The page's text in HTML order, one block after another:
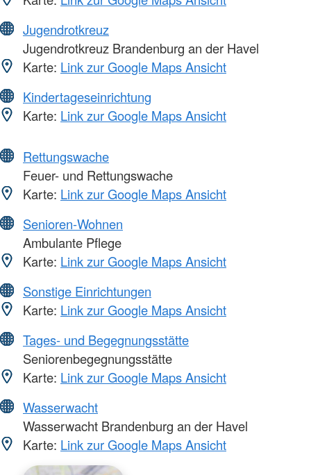
Jugendrotkreuz
Jugendrotkreuz Brandenburg an der Havel
Karte: Link zur Google Maps Ansicht
Kindertageseinrichtung
Karte: Link zur Google Maps Ansicht
Rettungswache
Feuer- und Rettungswache
Karte: Link zur Google Maps Ansicht
Senioren-Wohnen
Ambulante Pflege
Karte: Link zur Google Maps Ansicht
Sonstige Einrichtungen
Karte: Link zur Google Maps Ansicht
Tages- und Begegnungsstätte
Seniorenbegegnungsstätte
Karte: Link zur Google Maps Ansicht
Wasserwacht
Wasserwacht Brandenburg an der Havel
Karte: Link zur Google Maps Ansicht